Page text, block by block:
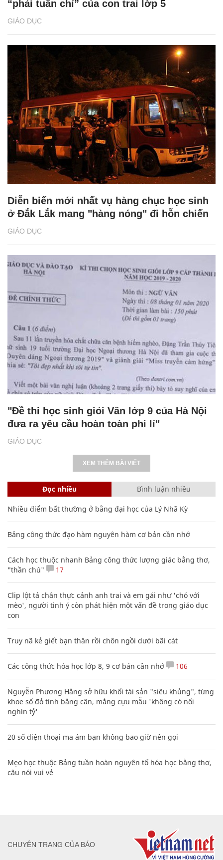
GIÁO DỤC
“phải tuân chỉ” của con trai lớp 5
GIÁO DỤC
Diễn biến mới nhất vụ hàng chục học sinh
ở Đắk Lắk mang "hàng nóng" đi hỗn chiến
GIÁO DỤC
"Đề thi học sinh giỏi Văn lớp 9 của Hà Nội
đưa ra yêu cầu hoàn toàn phi lí"
XEM THÊM BÀI VIẾT
Đọc nhiều Bình luận nhiều
Nhiều điểm bất thường ở bằng đại học của Lý Nhã Kỳ
Bảng công thức đạo hàm nguyên hàm cơ bản cần nhớ
Cách học thuộc nhanh Bảng công thức lượng giác bằng thơ,
"thần chú"
17
Clip lột tả chân thực cảnh anh trai và em gái như 'chó với
mèo', người tinh ý còn phát hiện một vấn đề trong giáo dục
con
Truy nã kẻ giết bạn thân rồi chôn ngồi dưới bãi cát
Các công thức hóa học lớp 8, 9 cơ bản cần nhớ 106
Nguyễn Phương Hằng sở hữu khối tài sản "siêu khủng", từng
khoe sổ đỏ tính bằng cân, mắng cựu mẫu 'không có nổi
nghìn tỷ'
20 số điện thoại ma ám bạn không bao giờ nên gọi
Mẹo học thuộc Bảng tuần hoàn nguyên tố hóa học bằng thơ,
câu nói vui vẻ
CHUYÊN TRANG CỦA BÁO